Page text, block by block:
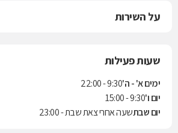
על השירות
שעות פעילות
ימים א' - ה'9:30 - 22:00
יום ו'9:30 - 15:00
יום שבתשעה אחרי צאת שבת - 23:00